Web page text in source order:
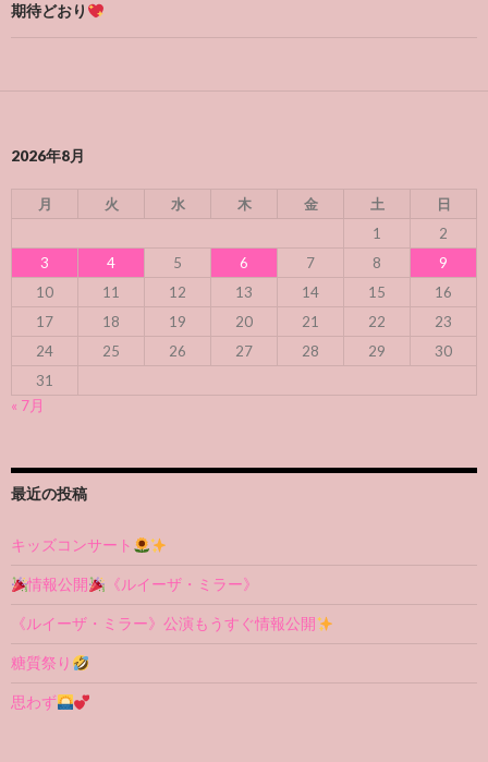
期待どおり
2026年8月
月 火 水 木 金 土
日
1
2
3
4 5 6 7 8
9
10
11 12 13 14 15
16
17
18 19 20 21 22
23
24
25 26 27 28 29
30
31
« 7月
最近の投稿
キッズコンサート
情報公開 《ルイーザ・ミラー》
《ルイーザ・ミラー》公演もうすぐ情報公開
糖質祭り
思わず